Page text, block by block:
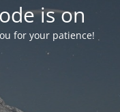
is on
for your patience!